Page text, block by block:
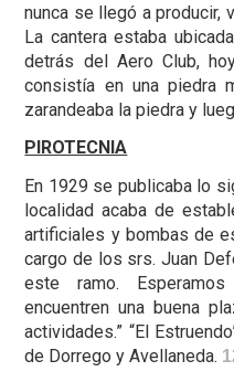
nunca se llegó a producir,
La cantera estaba
detrás del Aero Club,
consistía en una piedra
zarandeaba la piedra y
PIROTECNIA
En 1929 se publicaba lo
localidad acaba de
artificiales y bombas de
cargo de los srs. Juan
este ramo.
encuentren una buena
actividades.” “El
de Dorrego y Avellaneda.